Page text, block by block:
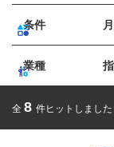
条件
業種
全 8 件ヒットしました